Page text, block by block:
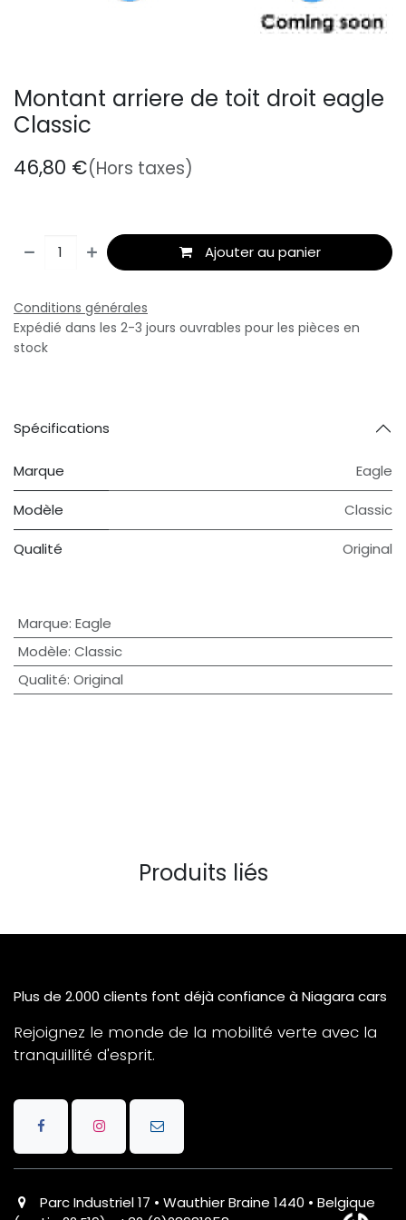
Montant arriere de toit droit eagle
Classic
46,80 €(Hors taxes)
Ajouter au panier
Conditions générales
Expédié dans les 2-3 jours ouvrables pour les pièces en
stock
Spécifications
Marque Eagle
Modèle Classic
Qualité Original
Marque: Eagle
Modèle: Classic
Qualité: Original
Produits liés
Plus de 2.000 clients font déjà confiance à Niagara cars
Rejoignez le monde de la mobilité verte avec la
tranquillité d'esprit.
Parc Industriel 17 • Wauthier Braine 1440 • Belgique